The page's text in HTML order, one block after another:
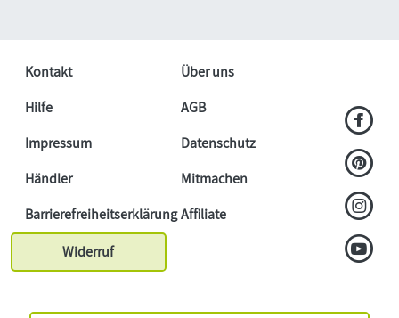
Kontakt
Über uns
Hilfe
AGB
Impressum
Datenschutz
Händler
Mitmachen
BarrierefreiheitserklärungAffiliate
Widerruf